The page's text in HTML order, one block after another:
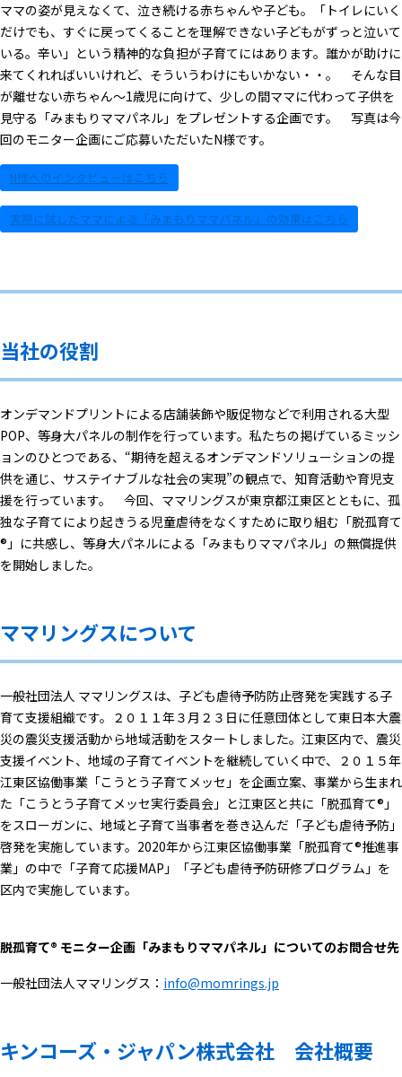
ママの姿が見えなくて、泣き続ける赤ちゃんや子ども。「トイレにいく
だけでも、すぐに戻ってくることを理解できない子どもがずっと泣いて
いる。辛い」という精神的な負担が子育てにはあります。誰かが助けに
来てくれればいいけれど、そういうわけにもいかない・・。 そんな目
が離せない赤ちゃん～1歳児に向けて、少しの間ママに代わって子供を
見守る「みまもりママパネル」をプレゼントする企画です。 写真は今
回のモニター企画にご応募いただいたN様です。
N様へのインタビューはこちら
実際に試したママによる「みまもりママパネル」の効果はこちら
当社の役割
オンデマンドプリントによる店舗装飾や販促物などで利用される大型
POP、等身大パネルの制作を行っています。私たちの掲げているミッシ
ョンのひとつである、“期待を超えるオンデマンドソリューションの提
供を通じ、サステイナブルな社会の実現”の観点で、知育活動や育児支
援を行っています。 今回、ママリングスが東京都江東区とともに、孤
独な子育てにより起きうる児童虐待をなくすために取り組む「脱孤育て
®︎」に共感し、等身大パネルによる「みまもりママパネル」の無償提供
を開始しました。
ママリングスについて
一般社団法人 ママリングスは、子ども虐待予防防止啓発を実践する子
育て支援組織です。２０１１年３月２３日に任意団体として東日本大震
災の震災支援活動から地域活動をスタートしました。江東区内で、震災
支援イベント、地域の子育てイベントを継続していく中で、２０１５年
江東区協働事業「こうとう子育てメッセ」を企画立案、事業から生まれ
た「こうとう子育てメッセ実行委員会」と江東区と共に「脱孤育て®︎」
をスローガンに、地域と子育て当事者を巻き込んだ「子ども虐待予防」
啓発を実施しています。2020年から江東区協働事業「脱孤育て®︎推進事
業」の中で「子育て応援MAP」「子ども虐待予防研修プログラム」を
区内で実施しています。
脱孤育て®︎ モニター企画「みまもりママパネル」についてのお問合せ先
一般社団法人ママリングス： info@momrings.jp
キンコーズ・ジャパン株式会社 会社概要